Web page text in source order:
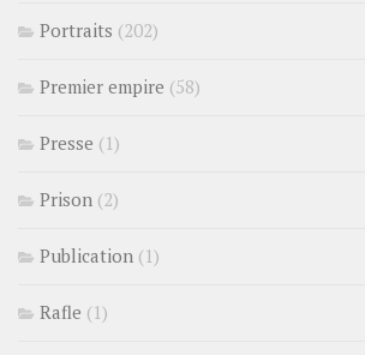
Portraits (202)
Premier empire (58)
Presse (1)
Prison (2)
Publication (1)
Rafle (1)